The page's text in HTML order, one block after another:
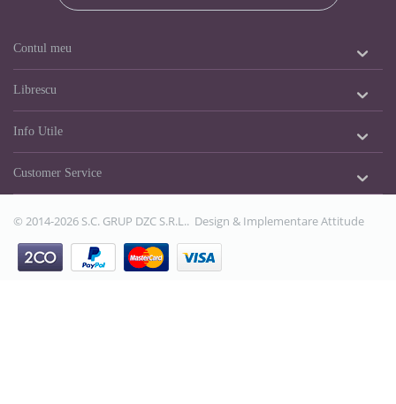
Contul meu
Librescu
Info Utile
Customer Service
© 2014-2026 S.C. GRUP DZC S.R.L.. Design & ImplementareAttitude